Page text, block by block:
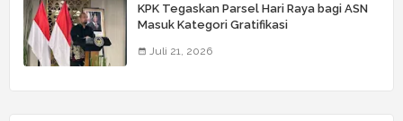
KPK Tegaskan Parsel Hari Raya bagi ASN
Masuk Kategori Gratifikasi
Juli 21, 2026